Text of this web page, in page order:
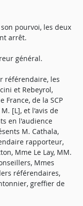
pourvoi, les deux
arrêt.
général.
référendaire, les
et Rebeyrol,
France, de la SCP
[L], et l'avis de
en l'audience
M. Cathala,
rapporteur,
Mme Le Lay, MM.
Mmes
référendaires,
greffier de